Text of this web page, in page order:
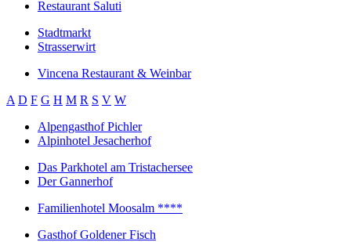
Restaurant Saluti
Stadtmarkt
Strasserwirt
Vincena Restaurant & Weinbar
A D F G H M R S V W
Alpengasthof Pichler
Alpinhotel Jesacherhof
Das Parkhotel am Tristachersee
Der Gannerhof
Familienhotel Moosalm ****
Gasthof Goldener Fisch